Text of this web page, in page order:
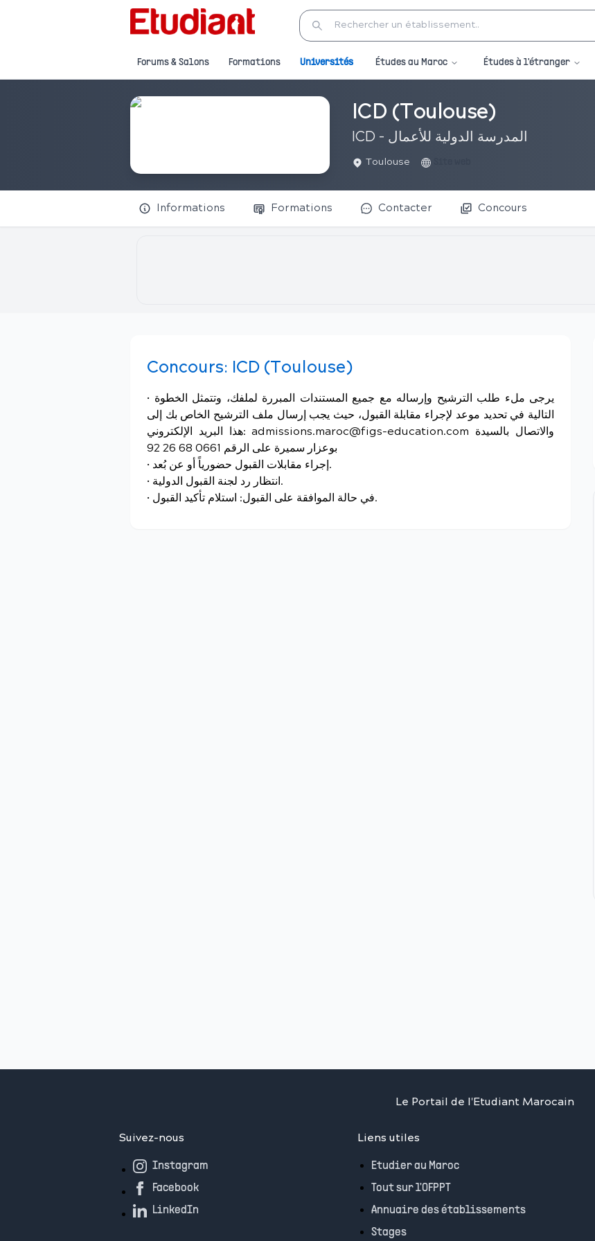
Forums & Salons Formations Universités Études au Maroc Études à l'étranger
ICD (Toulouse)
ICD - المدرسة الدولية للأعمال
Toulouse
Informations Formations Contacter Concours
Concours: ICD (Toulouse)
• يرجى ملء طلب الترشيح وإرساله مع جميع المستندات المبررة لملفك، وتتمثل الخطوة
التالية في تحديد موعد لإجراء مقابلة القبول، حيث يجب إرسال ملف الترشيح الخاص بك إلى
هذا البريد الإلكتروني: admissions.maroc@figs-education.com والاتصال بالسيدة
بوعزار سميرة على الرقم 0661 68 26 92
• إجراء مقابلات القبول حضورياً أو عن بُعد.
• انتظار رد لجنة القبول الدولية.
• في حالة الموافقة على القبول: استلام تأكيد القبول.
Le Portail de l'Etudiant Marocain
Suivez-nous
Instagram
Facebook
LinkedIn
Liens utiles
Etudier au Maroc
Tout sur l'OFPPT
Annuaire des établissements
Stages